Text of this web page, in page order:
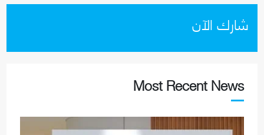
شارك الآن
Most Recent News